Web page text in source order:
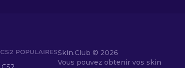
POPULAIRESSkin.Club © 2026
Vous pouvez obtenir vos skin